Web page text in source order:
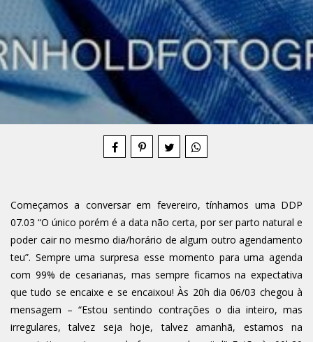
Compartilhe
Começamos a conversar em fevereiro, tínhamos uma DDP
07.03 “O único porém é a data não certa, por ser parto natural e
poder cair no mesmo dia/horário de algum outro agendamento
teu”. Sempre uma surpresa esse momento para uma agenda
com 99% de cesarianas, mas sempre ficamos na expectativa
que tudo se encaixe e se encaixou! Às 20h dia 06/03 chegou à
mensagem – “Estou sentindo contrações o dia inteiro, mas
irregulares, talvez seja hoje, talvez amanhã, estamos na